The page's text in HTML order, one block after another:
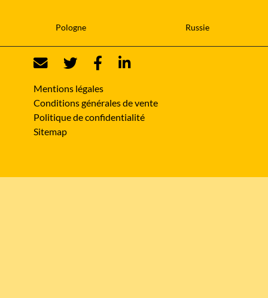
Pologne Russie
Mentions légales
Conditions générales de vente
Politique de confidentialité
Sitemap